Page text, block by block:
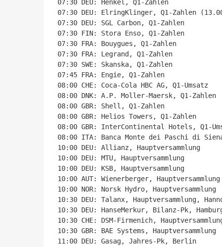
07:30 DEU: Henkel, Q1-Zahlen
07:30 DEU: ElringKlinger, Q1-Zahlen
07:30 DEU: SGL Carbon, Q1-Zahlen
07:30 FIN: Stora Enso, Q1-Zahlen
07:30 FRA: Bouygues, Q1-Zahlen
07:30 FRA: Legrand, Q1-Zahlen
07:30 SWE: Skanska, Q1-Zahlen
07:45 FRA: Engie, Q1-Zahlen
08:00 CHE: Coca-Cola HBC AG, Q1-Umsatz
08:00 DNK: A.P. Moller-Maersk, Q1-Zahlen
08:00 GBR: Shell, Q1-Zahlen
08:00 GBR: Helios Towers, Q1-Zahlen
08:00 GBR: InterContinental Hotels, Q1-
08:00 ITA: Banca Monte dei Paschi di
10:00 DEU: Allianz, Hauptversammlung
10:00 DEU: MTU, Hauptversammlung
10:00 DEU: KSB, Hauptversammlung
10:00 AUT: Wienerberger, Hauptversammlung
10:00 NOR: Norsk Hydro, Hauptversammlung
10:30 DEU: Talanx, Hauptversammlung,
10:30 DEU: HanseMerkur, Bilanz-Pk,
10:30 CHE: DSM-Firmenich,
10:30 GBR: BAE Systems, Hauptversammlung
11:00 DEU: Gasag, Jahres-Pk, Berlin